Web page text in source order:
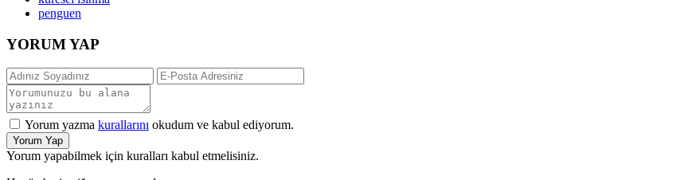
penguen
YORUM YAP
Yorum yazma kurallarını okudum ve kabul ediyorum.
Yorum Yap
Yorum yapabilmek için kuralları kabul etmelisiniz.